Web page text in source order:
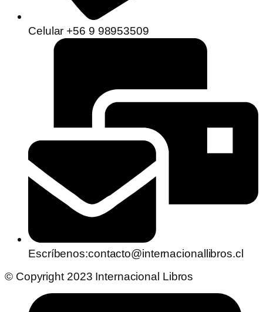
Celular +56 9 98953509
Escríbenos:contacto@internacionallibros.cl
© Copyright 2023 Internacional Libros